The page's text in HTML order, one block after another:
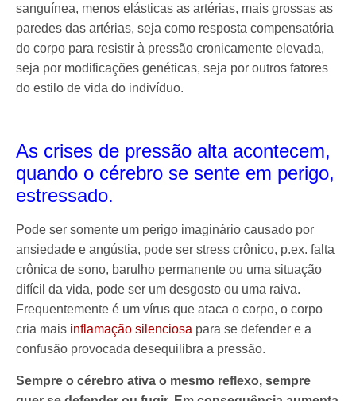
sanguínea, menos elásticas as artérias, mais grossas as
paredes das artérias, seja como resposta compensatória
do corpo para resistir à pressão cronicamente elevada,
seja por modificações genéticas, seja por outros fatores
do estilo de vida do indivíduo.
As crises de pressão alta acontecem,
quando o cérebro se sente em perigo,
estressado.
Pode ser somente um perigo imaginário causado por
ansiedade e angústia, pode ser stress crônico, p.ex. falta
crônica de sono, barulho permanente ou uma situação
difícil da vida, pode ser um desgosto ou uma raiva.
Frequentemente é um vírus que ataca o corpo, o corpo
cria mais inflamação silenciosa para se defender e a
confusão provocada desequilibra a pressão.
Sempre o cérebro ativa o mesmo reflexo, sempre